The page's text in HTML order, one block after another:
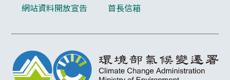
網站資料開放宣告
首長信箱